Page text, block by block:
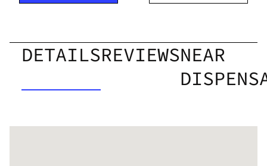
DETAILSREVIEWSNEAR